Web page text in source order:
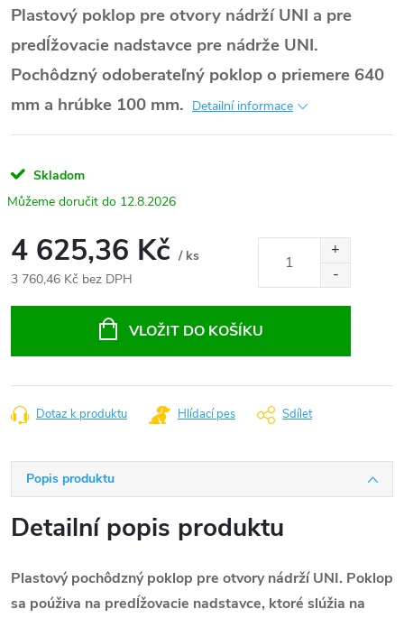
Plastový poklop pre otvory nádrží UNI a pre
predĺžovacie nadstavce pre nádrže UNI.
Pochôdzný odoberateľný poklop o priemere 640
mm a hrúbke 100 mm. Detailní informace
Skladom
12.8.2026
4 625,36 Kč / ks
3 760,46 Kč bez DPH
VLOŽIT DO KOŠÍKU
Dotaz k produktu Hlídací pes Sdílet
Popis produktu
Detailní popis produktu
Plastový pochôdzný poklop pre otvory nádrží UNI. Poklop
sa poúživa na predĺžovacie nadstavce, ktoré slúžia na